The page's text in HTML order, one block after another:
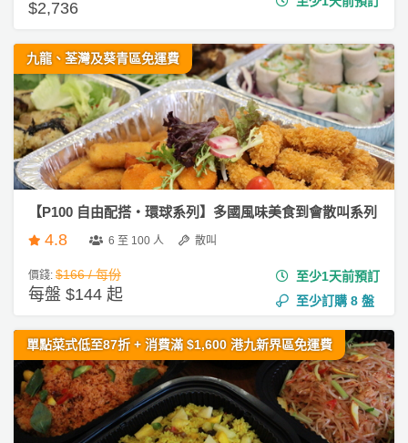
$2,736
九龍、荃灣及葵青區免運費
【P100 自由配搭・環球系列】多國風味美食到會散叫系列
4.8 6 至 100 人 散叫
價錢: $166 / 每份
每盤 $144 起
至少1天前預訂
至少訂購 8 盤
單點菜式低至87折 + 消費滿 $1,600 港九新界區免運費